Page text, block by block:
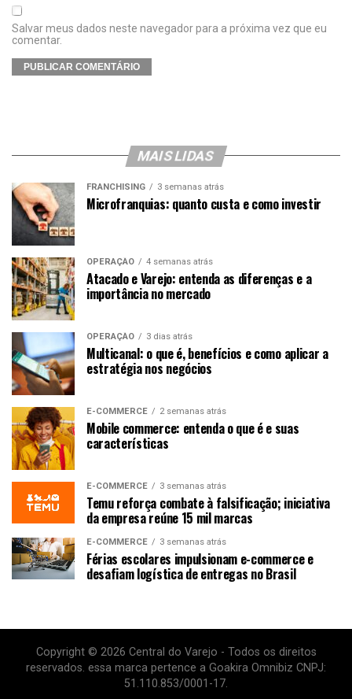
Salvar meus dados neste navegador para a próxima vez que eu
comentar.
MAIS LIDAS
FRANCHISING 3 semanas atrás
Microfranquias: quanto custa e como investir
OPERAÇÃO 4 semanas atrás
Atacado e Varejo: entenda as diferenças e a
importância no mercado
OPERAÇÃO 3 dias atrás
Multicanal: o que é, benefícios e como aplicar a
estratégia nos negócios
E-COMMERCE 2 semanas atrás
Mobile commerce: entenda o que é e suas
características
E-COMMERCE 3 semanas atrás
Temu reforça combate à falsificação; iniciativa
da empresa reúne 15 mil marcas
E-COMMERCE 3 semanas atrás
Férias escolares impulsionam e-commerce e
desafiam logística de entregas no Brasil
Copyright © 2026 Central do Varejo - Todos os direitos
reservados. essa marca pertence a Goakira Omnibiz CNPJ:
51.110.853/0001-17.